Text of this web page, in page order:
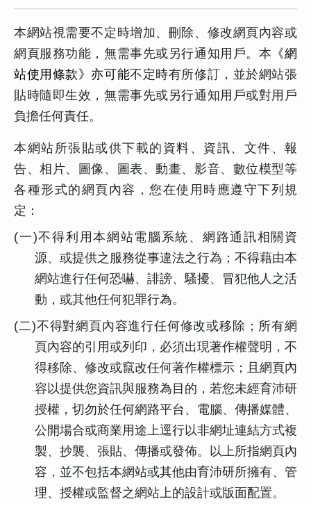
本網站視需要不定時增加、刪除、修改網頁內容或
網頁服務功能，無需事先或另行通知用戶。本 《網
站使用條款》亦可能不定時有所修訂，並於網站張
貼時隨即生效，無需事先或另行通知用戶或對用戶
負擔任何責任。
本網站所張貼或供下載的資料、資訊、文件、報
告、相片、圖像、圖表、動畫、影音、數位模型等
各種形式的網頁內容，您在使用時應遵守下列規
定：
(一)不得利用本網站電腦系統、網路通訊相關資
源、或提供之服務從事違法之行為；不得藉由本
網站進行任何恐嚇、誹謗、騷擾、冒犯他人之活
動，或其他任何犯罪行為。
(二)不得對網頁內容進行任何修改或移除；所有網
頁內容的引用或列印，必須出現著作權聲明，不
得移除、修改或竄改任何著作權標示；且網頁內
容以提供您資訊與服務為目的，若您未經育沛研
授權，切勿於任何網路平台、電腦、傳播媒體、
公開場合或商業用途上逕行以非網址連結方式複
製、抄襲、張貼、傳播或發佈。以上所指網頁內
容，並不包括本網站或其他由育沛研所擁有、管
理、授權或監督之網站上的設計或版面配置。